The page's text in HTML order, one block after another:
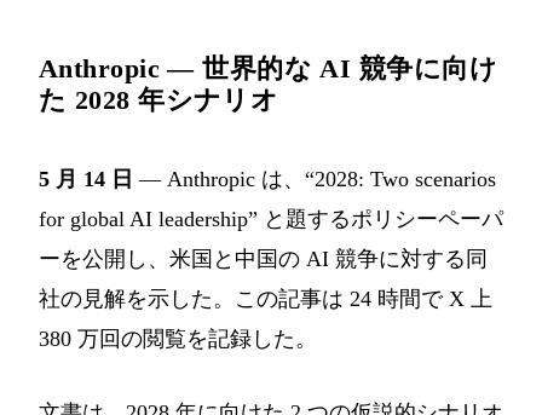
Anthropic — 世界的な AI 競争に向け
た 2028 年シナリオ
5 月 14 日 — Anthropic は、“2028: Two scenarios
for global AI leadership” と題するポリシーペーパ
ーを公開し、米国と中国の AI 競争に対する同
社の見解を示した。この記事は 24 時間で X 上
380 万回の閲覧を記録した。